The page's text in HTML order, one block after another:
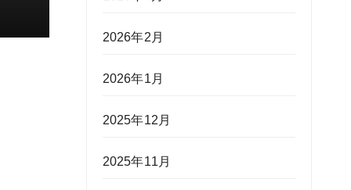
2026年2月
2026年1月
2025年12月
2025年11月